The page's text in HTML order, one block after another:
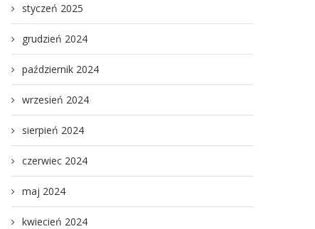
styczeń 2025
grudzień 2024
październik 2024
wrzesień 2024
sierpień 2024
czerwiec 2024
maj 2024
kwiecień 2024